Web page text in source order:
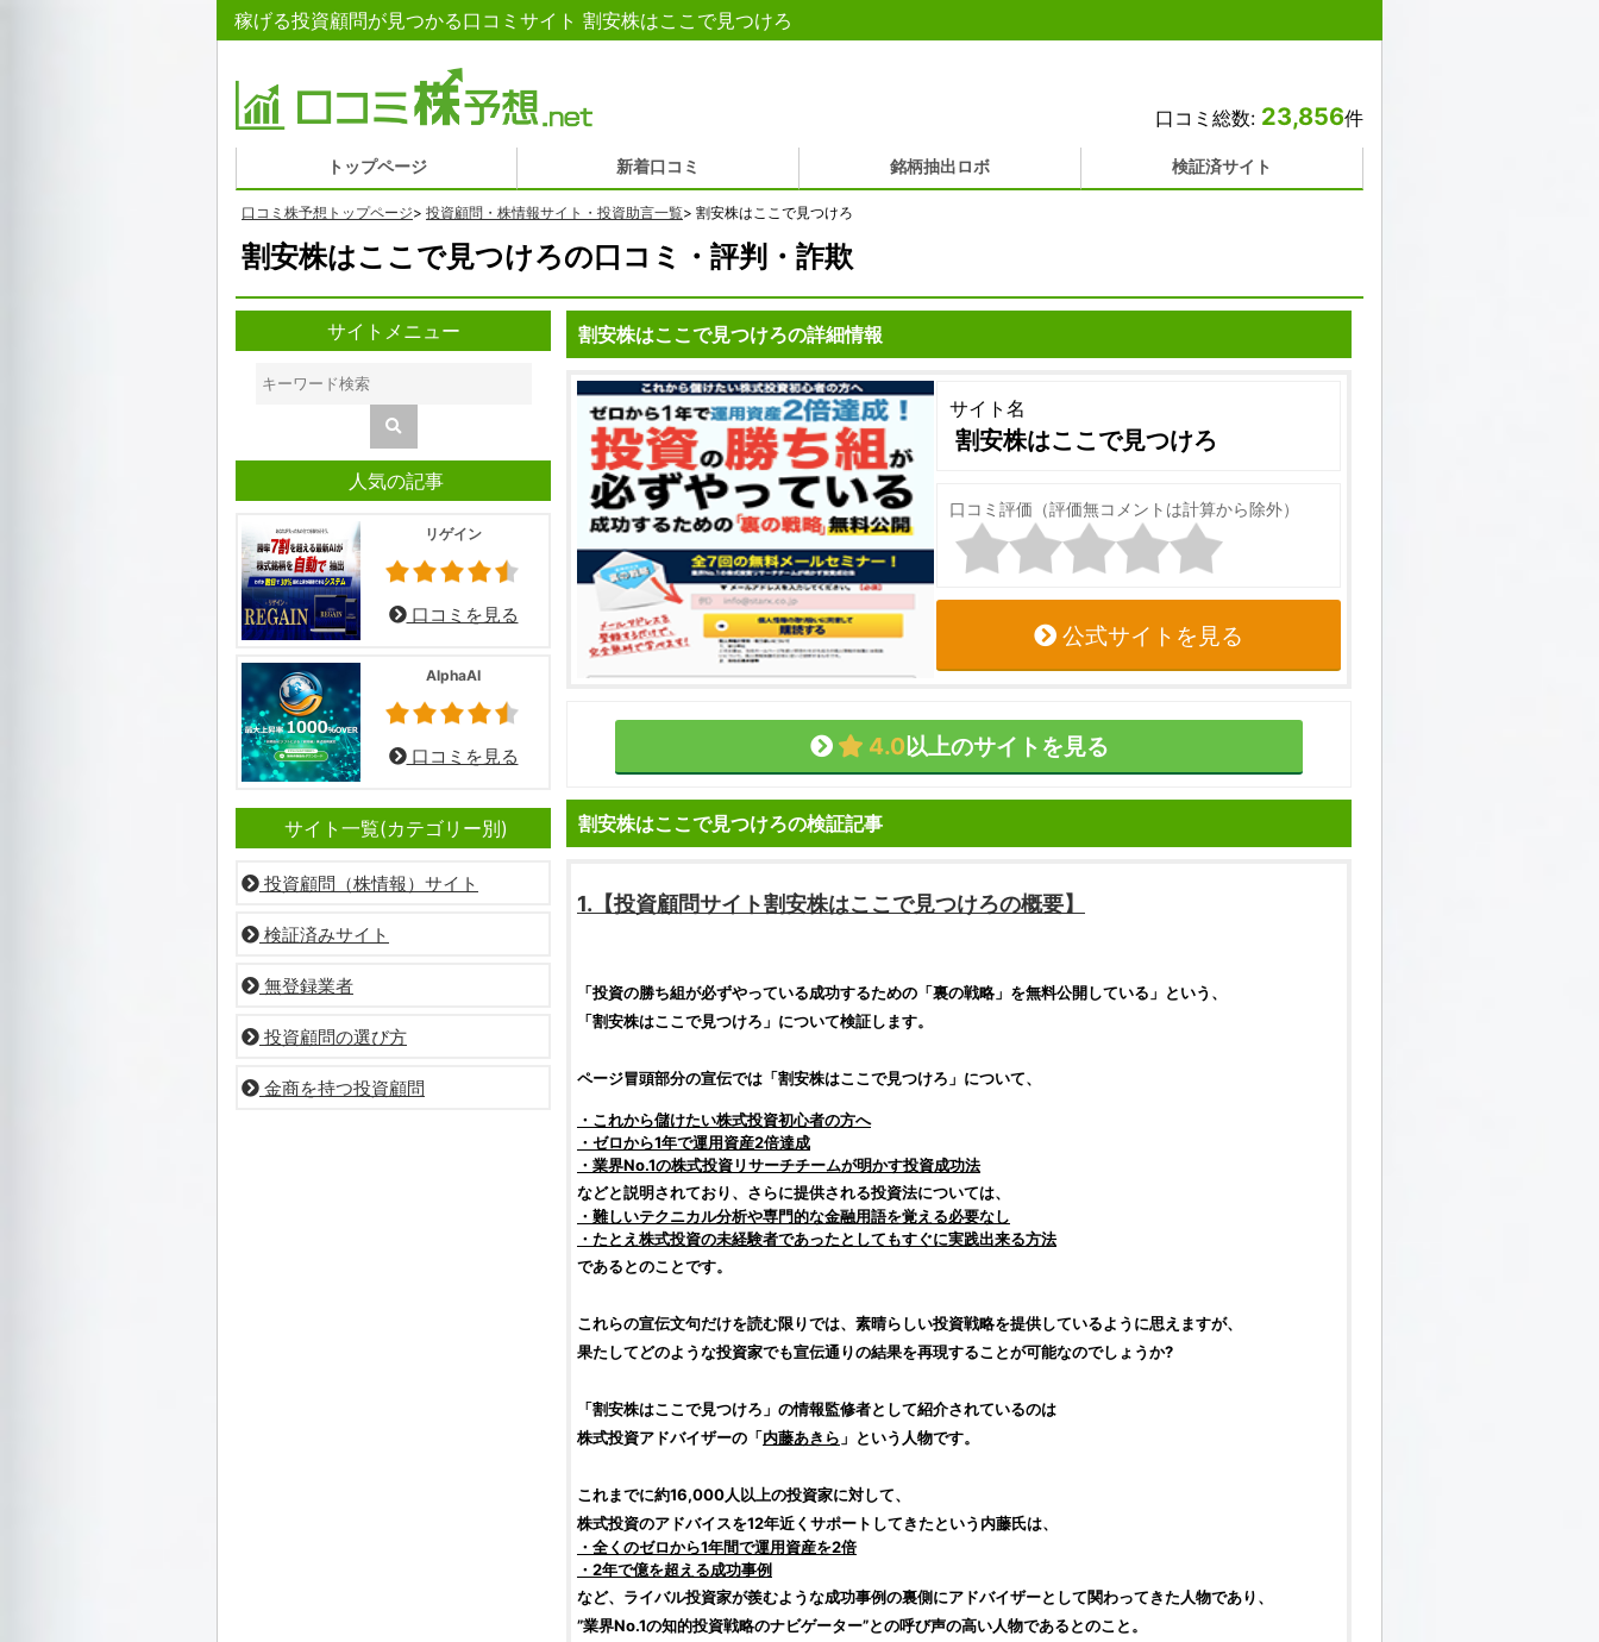
稼げる投資顧問が見つかる口コミサイト 割安株はここで見つけろ
口コミ総数: 23,856件
トップページ 新着口コミ 銘柄抽出ロボ 検証済サイト
口コミ株予想トップページ> 投資顧問・株情報サイト・投資助言一覧> 割安株はここで見つけろ
割安株はここで見つけろの口コミ・評判・詐欺
割安株はここで見つけろの詳細情報
サイト名
割安株はここで見つけろ
口コミ評価（評価無コメントは計算から除外）
公式サイトを見る
4.0以上のサイトを見る
割安株はここで見つけろの検証記事
1.【投資顧問サイト割安株はここで見つけろの概要】
「投資の勝ち組が必ずやっている成功するための「裏の戦略」を無料公開している」という、
「割安株はここで見つけろ 」について検証します。
ページ冒頭部分の宣伝では「割安株はここで見つけろ 」について、
・これから儲けたい株式投資初心者の方へ
・ゼロから1年で運用資産2倍達成
・業界No.1の株式投資リサーチチームが明かす投資成功法
などと説明されており、さらに提供される投資法については、
・難しいテクニカル分析や専門的な金融用語を覚える必要なし
・たとえ株式投資の未経験者であったとしてもすぐに実践出来る方法
であるとのことです。
これらの宣伝文句だけを読む限りでは、素晴らしい投資戦略を提供しているように思えますが、
果たしてどのような投資家でも宣伝通りの結果を再現することが可能なのでしょうか?
「割安株はここで見つけろ 」の情報監修者として紹介されているのは
株式投資アドバイザーの「内藤あきら 」という人物です。
これまでに約16,000人以上の投資家に対して、
株式投資のアドバイスを12年近くサポートしてきたという内藤氏は、
・全くのゼロから1年間で運用資産を2倍
・2年で億を超える成功事例
など、ライバル投資家が羨むような成功事例の裏側にアドバイザーとして関わってきた人物であり、
”業界No.1の知的投資戦略のナビゲーター”との呼び声の高い人物であるとのこと。
サイトメニュー
人気の記事
リゲイン
口コミを見る
AlphaAI
口コミを見る
サイト一覧(カテゴリー別)
投資顧問（株情報）サイト
検証済みサイト
無登録業者
投資顧問の選び方
金商を持つ投資顧問